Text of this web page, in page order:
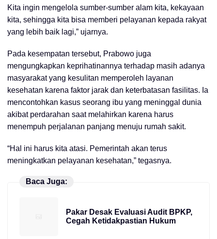
Kita ingin mengelola sumber-sumber alam kita, kekayaan
kita, sehingga kita bisa memberi pelayanan kepada rakyat
yang lebih baik lagi,” ujarnya.
Pada kesempatan tersebut, Prabowo juga
mengungkapkan keprihatinannya terhadap masih adanya
masyarakat yang kesulitan memperoleh layanan
kesehatan karena faktor jarak dan keterbatasan fasilitas. Ia
mencontohkan kasus seorang ibu yang meninggal dunia
akibat perdarahan saat melahirkan karena harus
menempuh perjalanan panjang menuju rumah sakit.
“Hal ini harus kita atasi. Pemerintah akan terus
meningkatkan pelayanan kesehatan,” tegasnya.
Baca Juga:
Pakar Desak Evaluasi Audit BPKP,
Cegah Ketidakpastian Hukum